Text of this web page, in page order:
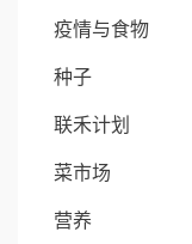
疫情与食物
种子
联禾计划
菜市场
营养